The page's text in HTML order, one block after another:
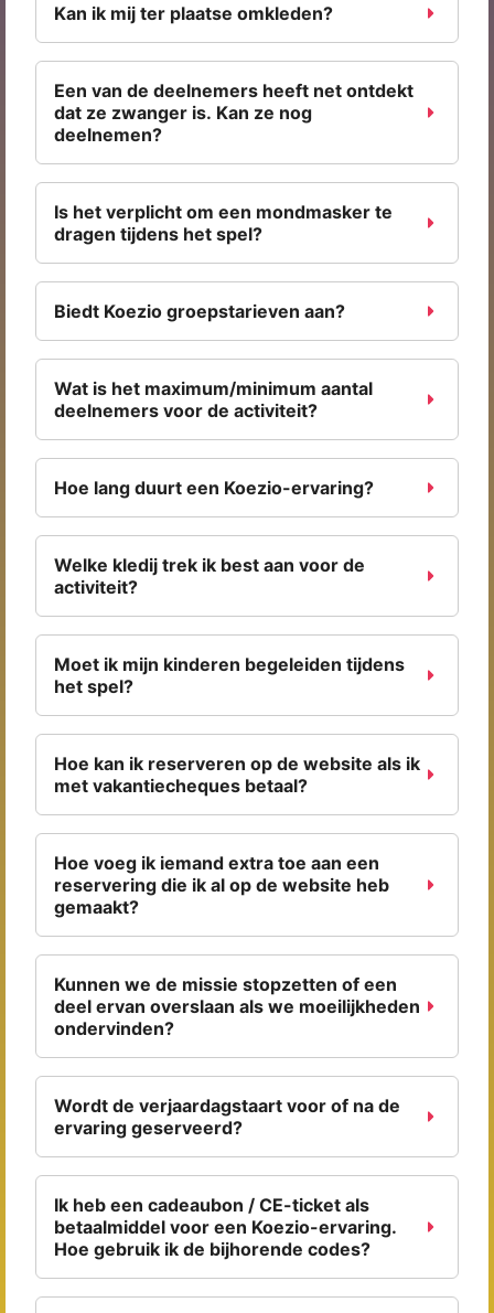
Kan ik mij ter plaatse omkleden?
Een van de deelnemers heeft net ontdekt
dat ze zwanger is. Kan ze nog
deelnemen?
Is het verplicht om een mondmasker te
dragen tijdens het spel?
Biedt Koezio groepstarieven aan?
Wat is het maximum/minimum aantal
deelnemers voor de activiteit?
Hoe lang duurt een Koezio-ervaring?
Welke kledij trek ik best aan voor de
activiteit?
Moet ik mijn kinderen begeleiden tijdens
het spel?
Hoe kan ik reserveren op de website als ik
met vakantiecheques betaal?
Hoe voeg ik iemand extra toe aan een
reservering die ik al op de website heb
gemaakt?
Kunnen we de missie stopzetten of een
deel ervan overslaan als we moeilijkheden
ondervinden?
Wordt de verjaardagstaart voor of na de
ervaring geserveerd?
Ik heb een cadeaubon / CE-ticket als
betaalmiddel voor een Koezio-ervaring.
Hoe gebruik ik de bijhorende codes?